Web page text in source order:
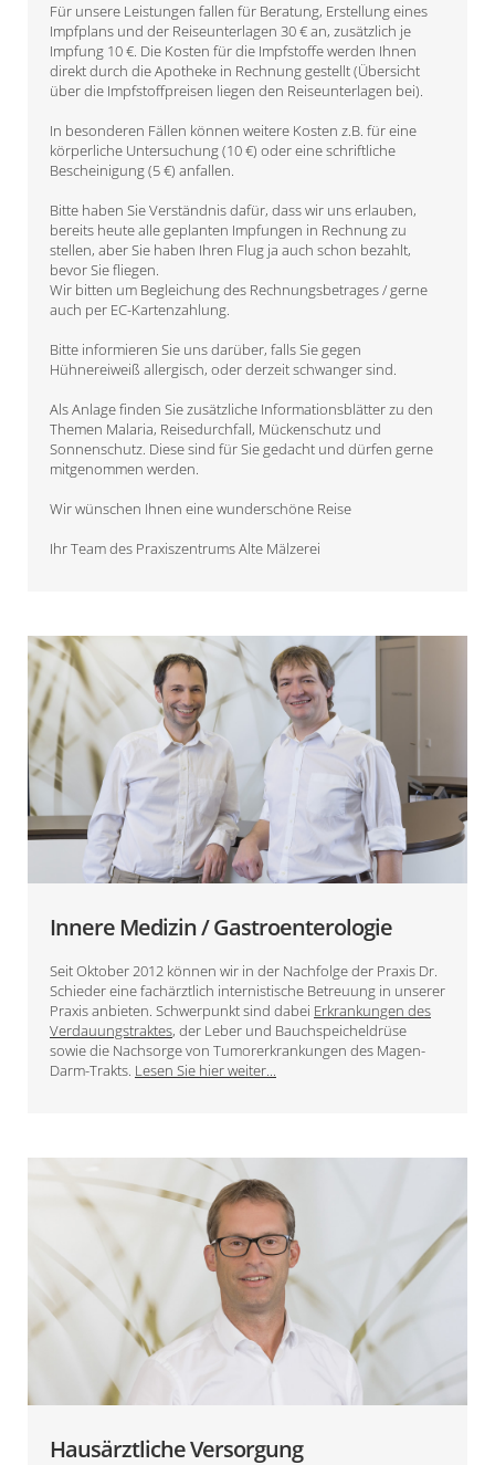
Für unsere Leistungen fallen für Beratung, Erstellung eines
Impfplans und der Reiseunterlagen 30 € an, zusätzlich je
Impfung 10 €. Die Kosten für die Impfstoffe werden Ihnen
direkt durch die Apotheke in Rechnung gestellt (Übersicht
über die Impfstoffpreisen liegen den Reiseunterlagen bei).
In besonderen Fällen können weitere Kosten z.B. für eine
körperliche Untersuchung (10 €) oder eine schriftliche
Bescheinigung (5 €) anfallen.
Bitte haben Sie Verständnis dafür, dass wir uns erlauben,
bereits heute alle geplanten Impfungen in Rechnung zu
stellen, aber Sie haben Ihren Flug ja auch schon bezahlt,
bevor Sie fliegen.
Wir bitten um Begleichung des Rechnungsbetrages / gerne
auch per EC-Kartenzahlung.
Bitte informieren Sie uns darüber, falls Sie gegen
Hühnereiweiß allergisch, oder derzeit schwanger sind.
Als Anlage finden Sie zusätzliche Informationsblätter zu den
Themen Malaria, Reisedurchfall, Mückenschutz und
Sonnenschutz. Diese sind für Sie gedacht und dürfen gerne
mitgenommen werden.
Wir wünschen Ihnen eine wunderschöne Reise
Ihr Team des Praxiszentrums Alte Mälzerei
Innere Medizin / Gastroenterologie
Seit Oktober 2012 können wir in der Nachfolge der Praxis Dr.
Schieder eine fachärztlich internistische Betreuung in unserer
Praxis anbieten. Schwerpunkt sind dabei Erkrankungen des
Verdauungstraktes, der Leber und Bauchspeicheldrüse
sowie die Nachsorge von Tumorerkrankungen des Magen-
Darm-Trakts. Lesen Sie hier weiter...
Hausärztliche Versorgung